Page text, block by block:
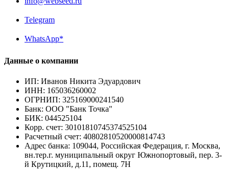
Telegram
WhatsApp*
Данные о компании
ИП: Иванов Никита Эдуардович
ИНН: 165036260002
ОГРНИП: 325169000241540
Банк: ООО "Банк Точка"
БИК: 044525104
Корр. счет: 30101810745374525104
Расчетный счет: 40802810520000814743
Адрес банка: 109044, Российская Федерация, г. Москва,
вн.тер.г. муниципальный округ Южнопортовый, пер. 3-
й Крутицкий, д.11, помещ. 7Н